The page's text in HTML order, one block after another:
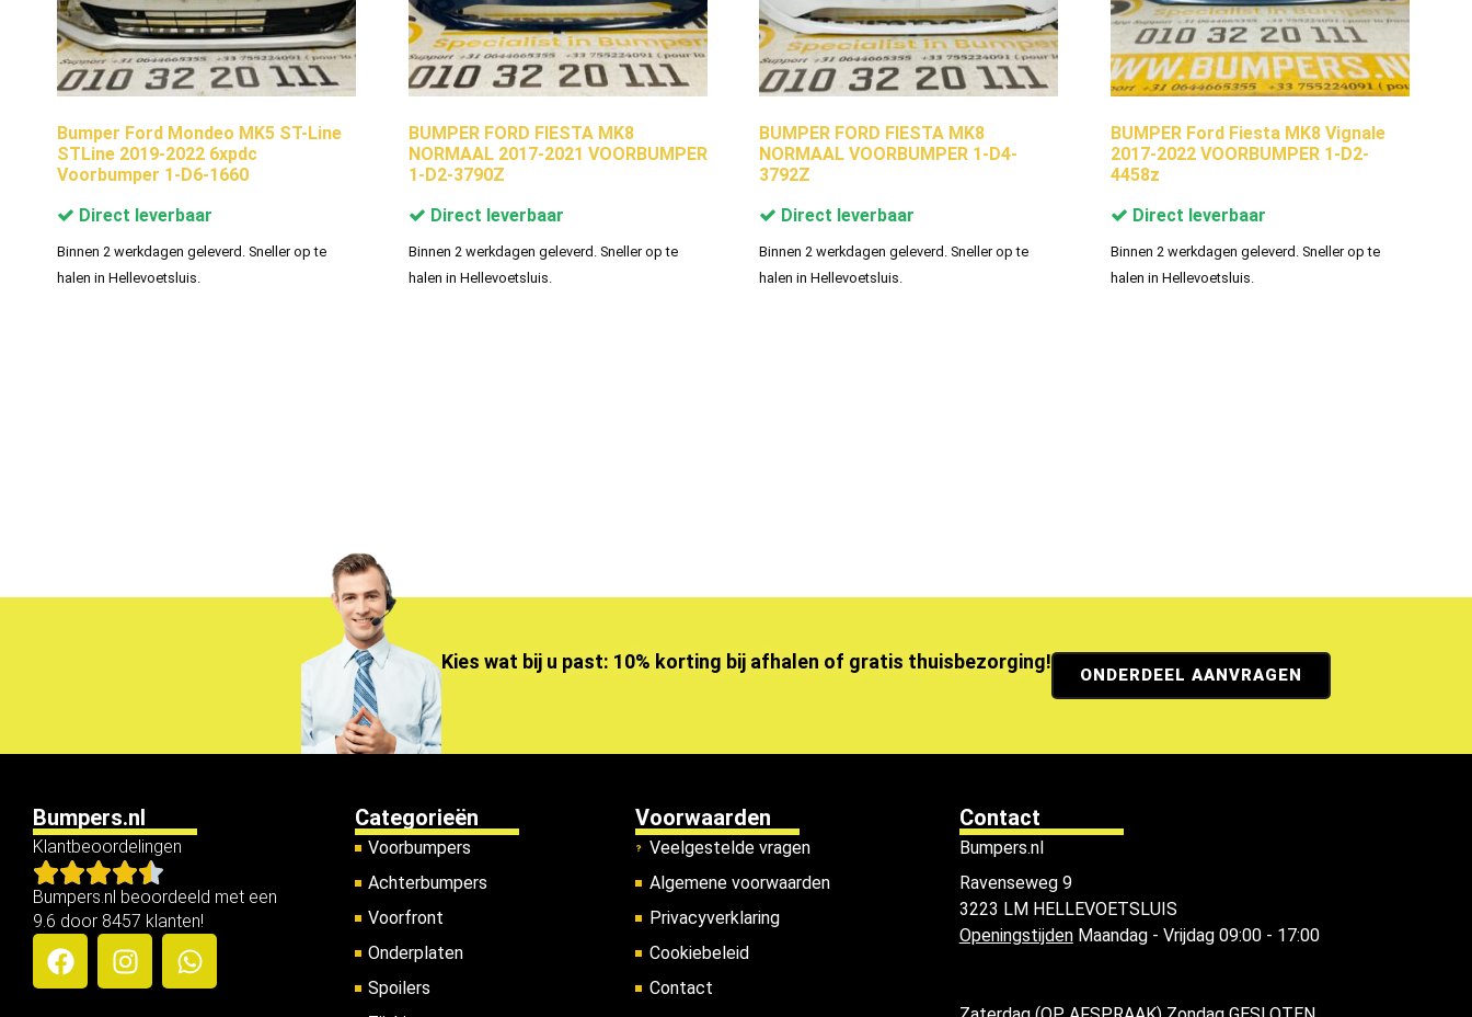
Bumper Ford Mondeo MK5 ST-Line
STLine 2019-2022 6xpdc
Voorbumper 1-D6-1660
Direct leverbaar
Binnen 2 werkdagen geleverd. Sneller op te
halen in Hellevoetsluis.
BUMPER FORD FIESTA MK8
NORMAAL 2017-2021 VOORBUMPER
1-D2-3790Z
Direct leverbaar
Binnen 2 werkdagen geleverd. Sneller op te
halen in Hellevoetsluis.
BUMPER FORD FIESTA MK8
NORMAAL VOORBUMPER 1-D4-
3792Z
Direct leverbaar
Binnen 2 werkdagen geleverd. Sneller op te
halen in Hellevoetsluis.
BUMPER Ford Fiesta MK8 Vignale
2017-2022 VOORBUMPER 1-D2-
4458z
Direct leverbaar
Binnen 2 werkdagen geleverd. Sneller op te
halen in Hellevoetsluis.
Kies wat bij u past: 10% korting bij afhalen of gratis thuisbezorging!
ONDERDEEL AANVRAGEN
Bumpers.nl
Klantbeoordelingen
Bumpers.nl beoordeeld met een
9.6 door 8457 klanten!
Categorieën
Voorbumpers
Achterbumpers
Voorfront
Onderplaten
Spoilers
Voorwaarden
Veelgestelde vragen
Algemene voorwaarden
Privacyverklaring
Cookiebeleid
Contact
Contact
Bumpers.nl
Ravenseweg 9
3223 LM HELLEVOETSLUIS
OpeningstijdenMaandag - Vrijdag 09:00 - 17:00